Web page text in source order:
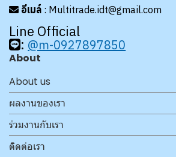
อีเมล์ : Multitrade.idt@gmail.com
Line Official
: @m-0927897850
About
About us
ผลงานของเรา
ร่วมงานกับเรา
ติดต่อเรา